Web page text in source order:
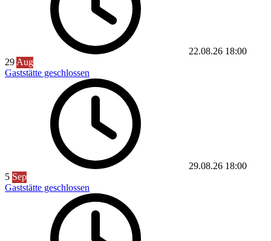
22.08.26 18:00
29Aug
Gaststätte geschlossen
29.08.26 18:00
5 Sep
Gaststätte geschlossen